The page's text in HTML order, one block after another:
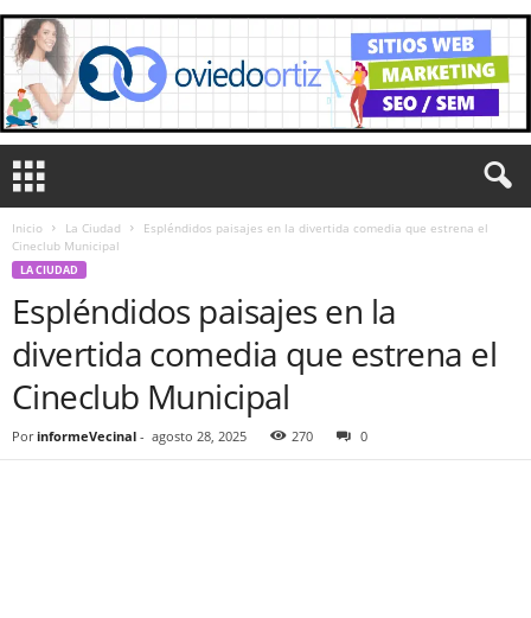
Inicio La Ciudad
Espléndidos paisajes en la divertida comedia que estrena el
Cineclub Municipal
LA CIUDAD
Espléndidos paisajes en la
divertida comedia que estrena el
Cineclub Municipal
Por informeVecinal - agosto 28, 2025 270 0